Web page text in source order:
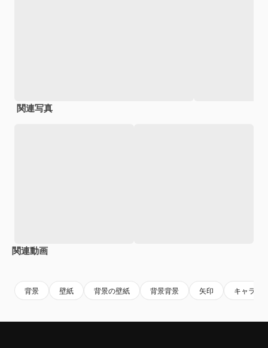
関連写真
関連動画
背景 壁紙 背景の壁紙 背景背景 矢印 キャラク